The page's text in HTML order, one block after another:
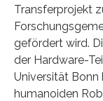
Transferprojekt
gefördert wird.
der Hardware-
Universität Bonn
humanoiden